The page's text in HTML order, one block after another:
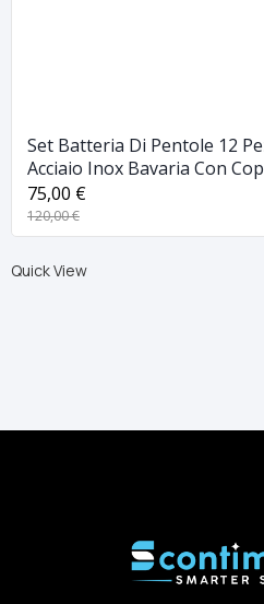
Set Batteria Di Pentole 12
Acciaio Inox Bavaria Con
75,00 €
120,00 €
Quick View